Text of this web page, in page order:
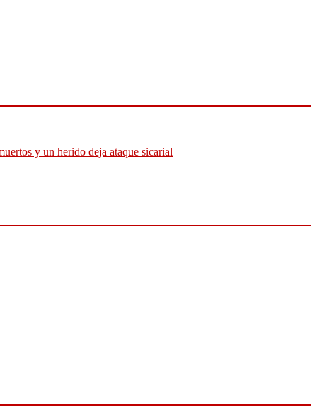
y un herido deja ataque sicarial